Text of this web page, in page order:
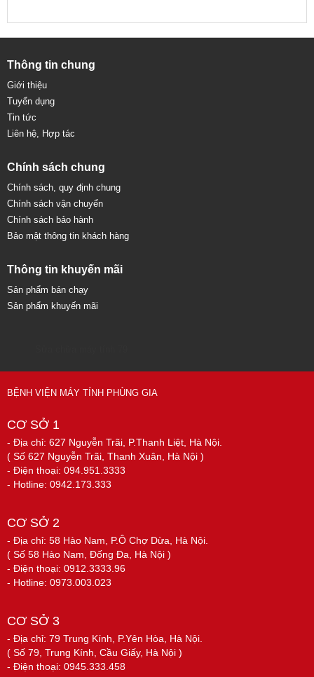
Thông tin chung
Giới thiệu
Tuyển dụng
Tin tức
Liên hệ, Hợp tác
Chính sách chung
Chính sách, quy định chung
Chính sách vận chuyển
Chính sách bảo hành
Bảo mật thông tin khách hàng
Thông tin khuyến mãi
Sản phẩm bán chạy
Sản phẩm khuyến mãi
BỆNH VIỆN MÁY TÍNH PHÙNG GIA
CƠ SỞ 1
- Địa chỉ: 627 Nguyễn Trãi, P.Thanh Liệt, Hà Nội.
( Số 627 Nguyễn Trãi, Thanh Xuân, Hà Nội )
- Điện thoại: 094.951.3333
- Hotline: 0942.173.333
CƠ SỞ 2
- Địa chỉ: 58 Hào Nam, P.Ô Chợ Dừa, Hà Nội.
( Số 58 Hào Nam, Đống Đa, Hà Nội )
- Điện thoại: 0912.3333.96
- Hotline: 0973.003.023
CƠ SỞ 3
- Địa chỉ: 79 Trung Kính, P.Yên Hòa, Hà Nội.
( Số 79, Trung Kính, Cầu Giấy, Hà Nội )
- Điện thoại: 0945.333.458